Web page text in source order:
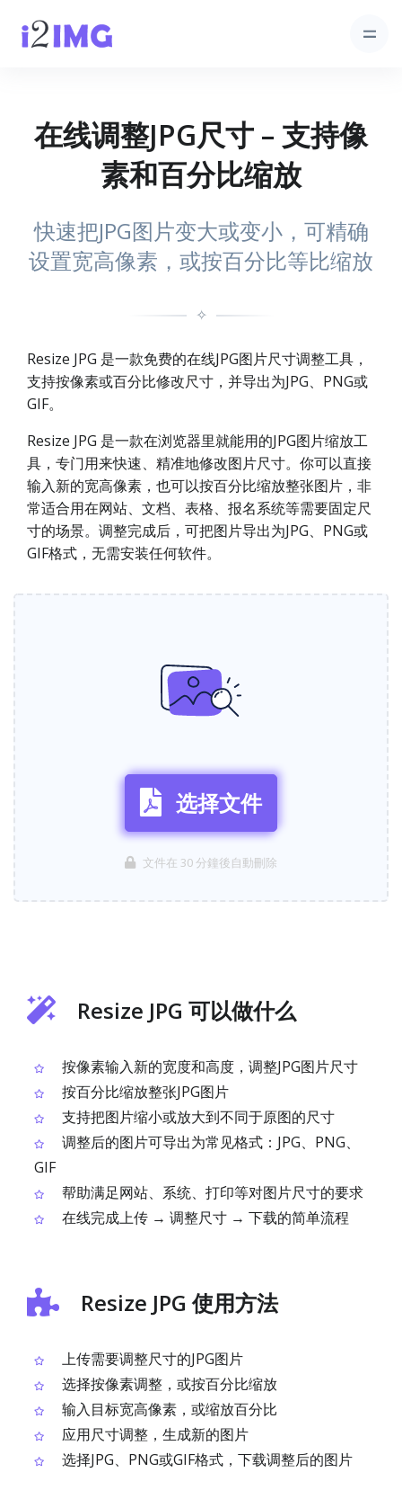
在线调整JPG尺寸 – 支持像
素和百分比缩放
快速把JPG图片变大或变小，可精确
设置宽高像素，或按百分比等比缩放
✧
Resize JPG 是一款免费的在线JPG图片尺寸调整工具，
支持按像素或百分比修改尺寸，并导出为JPG、PNG或
GIF。
Resize JPG 是一款在浏览器里就能用的JPG图片缩放工
具，专门用来快速、精准地修改图片尺寸。你可以直接
输入新的宽高像素，也可以按百分比缩放整张图片，非
常适合用在网站、文档、表格、报名系统等需要固定尺
寸的场景。调整完成后，可把图片导出为JPG、PNG或
GIF格式，无需安装任何软件。
选择文件
文件在 30 分鐘後自動刪除
Resize JPG 可以做什么
按像素输入新的宽度和高度，调整JPG图片尺寸
按百分比缩放整张JPG图片
支持把图片缩小或放大到不同于原图的尺寸
调整后的图片可导出为常见格式：JPG、PNG、
GIF
帮助满足网站、系统、打印等对图片尺寸的要求
在线完成上传 → 调整尺寸 → 下载的简单流程
Resize JPG 使用方法
上传需要调整尺寸的JPG图片
选择按像素调整，或按百分比缩放
输入目标宽高像素，或缩放百分比
应用尺寸调整，生成新的图片
选择JPG、PNG或GIF格式，下载调整后的图片